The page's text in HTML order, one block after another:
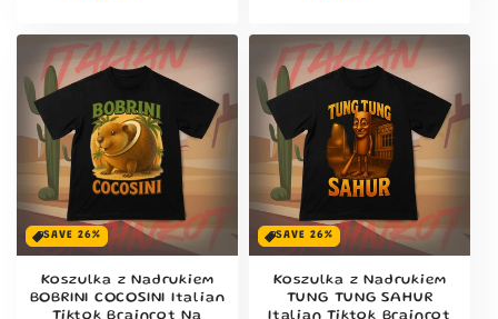
SAVE 26%
Koszulka z Nadrukiem
BOBRINI COCOSINI Italian
SAVE 26%
Koszulka z Nadrukiem
TUNG TUNG SAHUR